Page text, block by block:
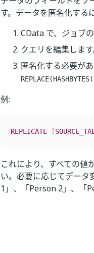
す。データを匿名化する
CData で、ジョブ
クエリを編集します
匿名化する必要が
例:
REPLICATE [
これにより、すべての値
い。必要に応じてデー
1」、「Person 2」、「